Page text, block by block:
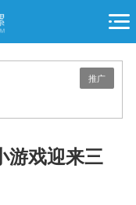
推广
游戏迎来三